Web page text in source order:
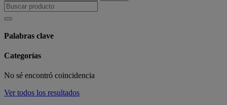
Palabras clave
Categorías
No sé encontró coincidencia
Ver todos los resultados